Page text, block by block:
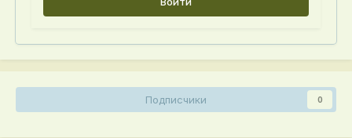
Подписчики 0